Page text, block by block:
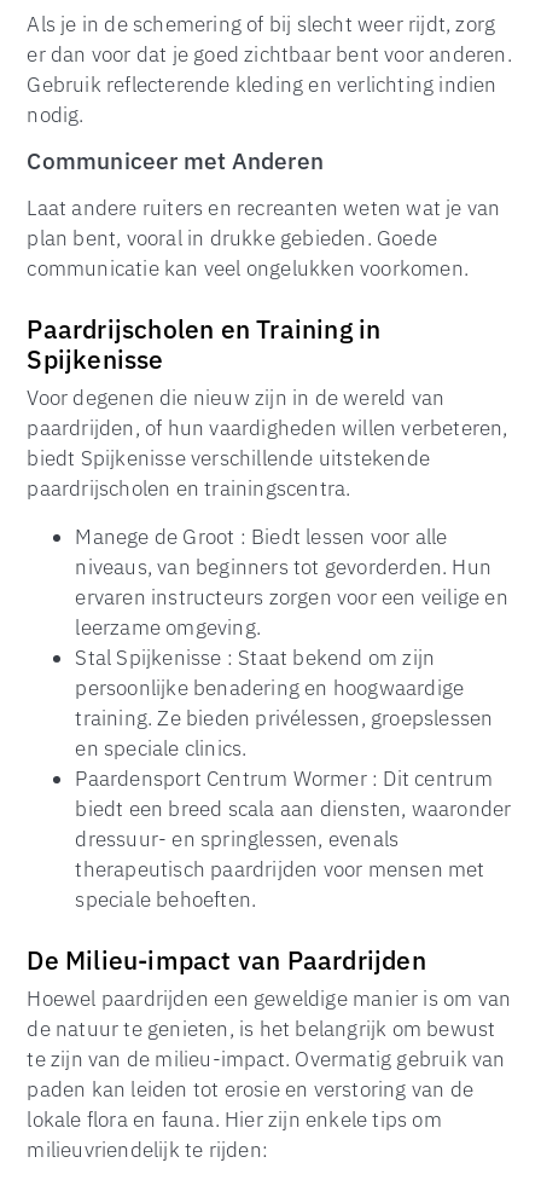
Als je in de schemering of bij slecht weer rijdt, zorg
er dan voor dat je goed zichtbaar bent voor anderen.
Gebruik reflecterende kleding en verlichting indien
nodig.
Communiceer met Anderen
Laat andere ruiters en recreanten weten wat je van
plan bent, vooral in drukke gebieden. Goede
communicatie kan veel ongelukken voorkomen.
Paardrijscholen en Training in
Spijkenisse
Voor degenen die nieuw zijn in de wereld van
paardrijden, of hun vaardigheden willen verbeteren,
biedt Spijkenisse verschillende uitstekende
paardrijscholen en trainingscentra.
Manege de Groot : Biedt lessen voor alle
niveaus, van beginners tot gevorderden. Hun
ervaren instructeurs zorgen voor een veilige en
leerzame omgeving.
Stal Spijkenisse : Staat bekend om zijn
persoonlijke benadering en hoogwaardige
training. Ze bieden privélessen, groepslessen
en speciale clinics.
Paardensport Centrum Wormer : Dit centrum
biedt een breed scala aan diensten, waaronder
dressuur- en springlessen, evenals
therapeutisch paardrijden voor mensen met
speciale behoeften.
De Milieu-impact van Paardrijden
Hoewel paardrijden een geweldige manier is om van
de natuur te genieten, is het belangrijk om bewust
te zijn van de milieu-impact. Overmatig gebruik van
paden kan leiden tot erosie en verstoring van de
lokale flora en fauna. Hier zijn enkele tips om
milieuvriendelijk te rijden: